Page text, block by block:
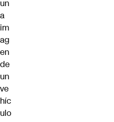
un
a
im
ag
en
de
un
ve
híc
ulo